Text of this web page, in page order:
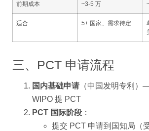
前期成本 ~3-5 万
适合 5+ 国家、需求待定
三、PCT 申请流程
国内基础申请 （中国发明专利
WIPO 提 PCT
PCT 国际阶段 ：
提交 PCT 申请到国知局（